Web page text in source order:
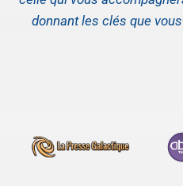
donnant les clés que